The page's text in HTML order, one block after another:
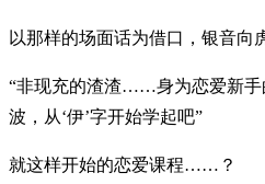
以那样的场面话为借口，银音向
“非现充的渣渣……身为恋爱新手
波，从‘伊’字开始学起吧”
就这样开始的恋爱课程……？